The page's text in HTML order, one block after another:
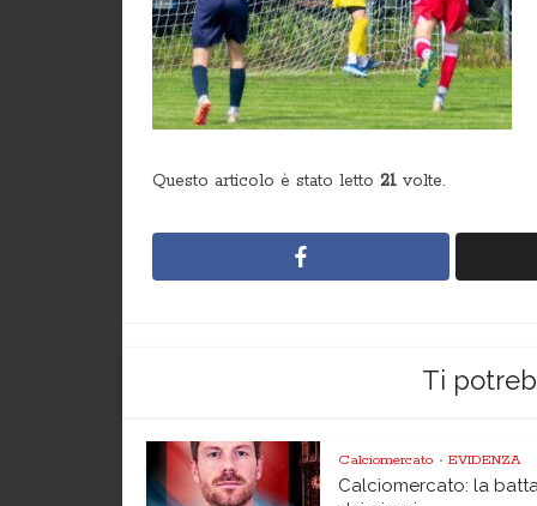
Questo articolo è stato letto 21 volte.
Ti
Calciomercato • EVIDENZA
Calciomercato: la